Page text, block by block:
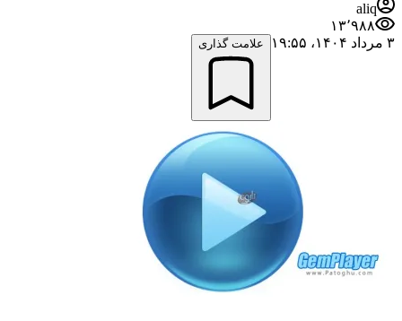
aliq
۱۳٬۹۸۸
۳ مرداد ۱۴۰۴،‏ ۱۹:۵۵
علامت گذاری